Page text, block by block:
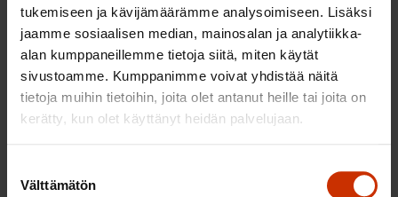
tukemiseen ja kävijämäärämme analysoimiseen. Lisäksi
jaamme sosiaalisen median, mainosalan ja analytiikka-
alan kumppaneillemme tietoja siitä, miten käytät
sivustoamme. Kumppanimme voivat yhdistää näitä
tietoja muihin tietoihin, joita olet antanut heille tai joita on
kerätty, kun olet käyttänyt heidän palvelujaan.
valinta
Välttämätön
kotitietokoneen.
Tavoitteena on, että alkavan
edustajakokouskauden aikana kaikille
luottamusmiehille ja työsuojeluvaltuutetuille
saataisiin yhteys verkkoon ja sähköpostiosasto.
tietokone, internetyhteys ja yhtenäiset